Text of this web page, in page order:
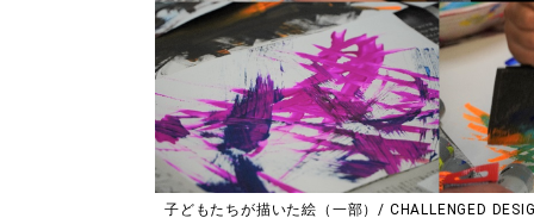
子どもたちが描いた絵（一部）/ CHALLENGED